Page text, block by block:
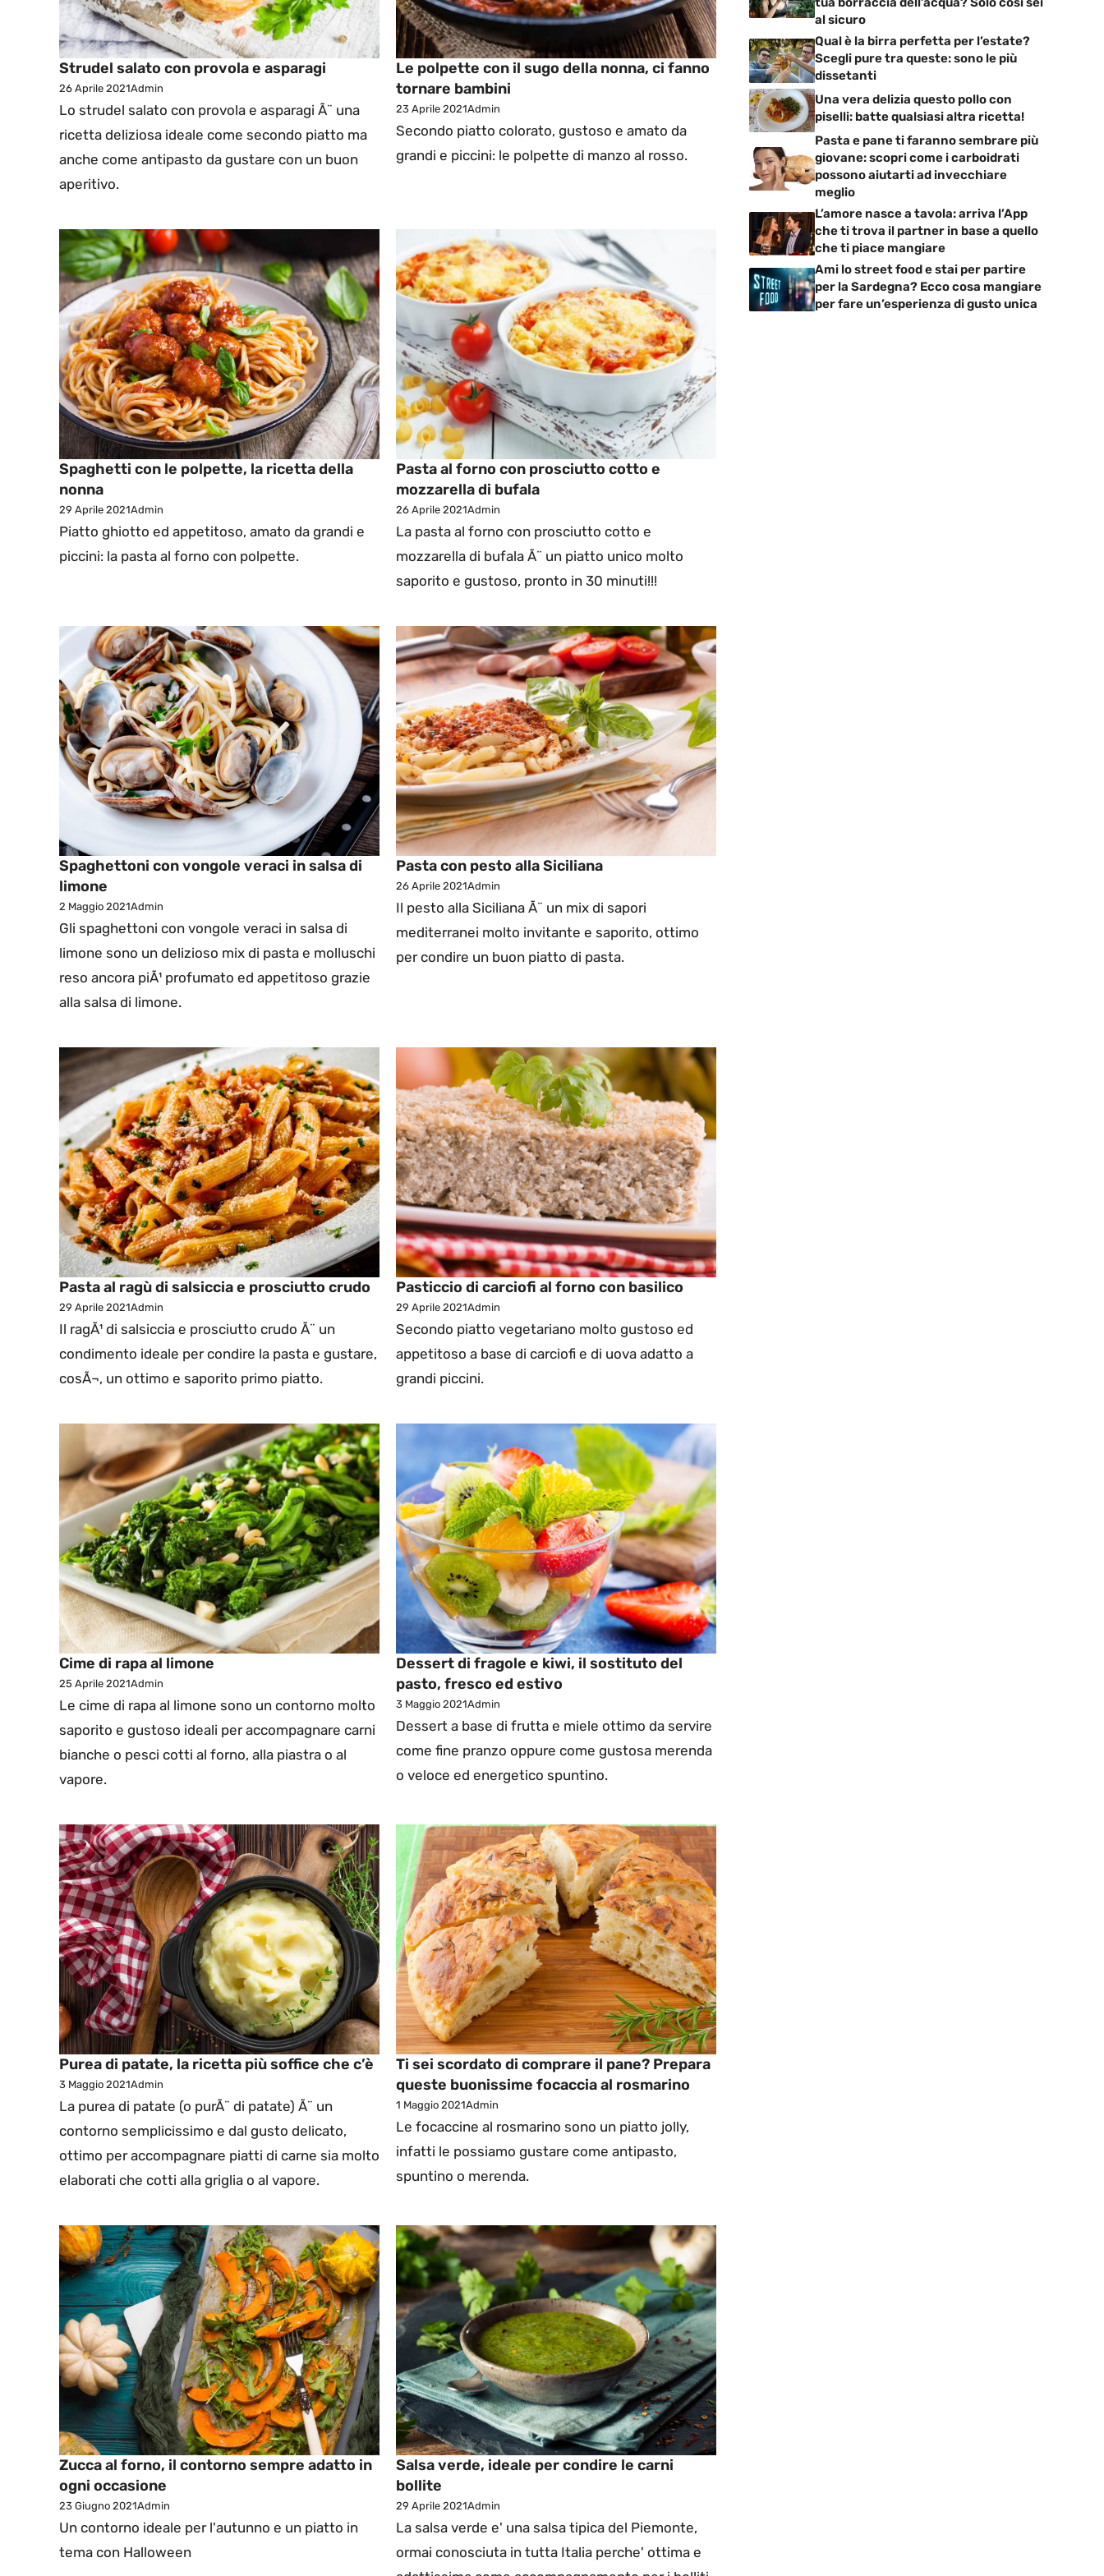
Strudel salato con provola e asparagi
26 Aprile 2021Admin
Lo strudel salato con provola e asparagi Ã¨ una
ricetta deliziosa ideale come secondo piatto ma
anche come antipasto da gustare con un buon
aperitivo.
Le polpette con il sugo della nonna, ci fanno
tornare bambini
23 Aprile 2021Admin
Secondo piatto colorato, gustoso e amato da
grandi e piccini: le polpette di manzo al rosso.
Spaghetti con le polpette, la ricetta della
nonna
29 Aprile 2021Admin
Piatto ghiotto ed appetitoso, amato da grandi e
piccini: la pasta al forno con polpette.
Pasta al forno con prosciutto cotto e
mozzarella di bufala
26 Aprile 2021Admin
La pasta al forno con prosciutto cotto e
mozzarella di bufala Ã¨ un piatto unico molto
saporito e gustoso, pronto in 30 minuti!!!
Spaghettoni con vongole veraci in salsa di
limone
2 Maggio 2021Admin
Gli spaghettoni con vongole veraci in salsa di
limone sono un delizioso mix di pasta e molluschi
reso ancora piÃ¹ profumato ed appetitoso grazie
alla salsa di limone.
Pasta con pesto alla Siciliana
26 Aprile 2021Admin
Il pesto alla Siciliana Ã¨ un mix di sapori
mediterranei molto invitante e saporito, ottimo
per condire un buon piatto di pasta.
Pasta al ragù di salsiccia e prosciutto crudo
29 Aprile 2021Admin
Il ragÃ¹ di salsiccia e prosciutto crudo Ã¨ un
condimento ideale per condire la pasta e gustare,
cosÃ¬, un ottimo e saporito primo piatto.
Pasticcio di carciofi al forno con basilico
29 Aprile 2021Admin
Secondo piatto vegetariano molto gustoso ed
appetitoso a base di carciofi e di uova adatto a
grandi piccini.
Cime di rapa al limone
25 Aprile 2021Admin
Le cime di rapa al limone sono un contorno molto
saporito e gustoso ideali per accompagnare carni
bianche o pesci cotti al forno, alla piastra o al
vapore.
Dessert di fragole e kiwi, il sostituto del
pasto, fresco ed estivo
3 Maggio 2021Admin
Dessert a base di frutta e miele ottimo da servire
come fine pranzo oppure come gustosa merenda
o veloce ed energetico spuntino.
Purea di patate, la ricetta più soffice che c’è
3 Maggio 2021Admin
La purea di patate (o purÃ¨ di patate) Ã¨ un
contorno semplicissimo e dal gusto delicato,
ottimo per accompagnare piatti di carne sia molto
elaborati che cotti alla griglia o al vapore.
Ti sei scordato di comprare il pane? Prepara
queste buonissime focaccia al rosmarino
1 Maggio 2021Admin
Le focaccine al rosmarino sono un piatto jolly,
infatti le possiamo gustare come antipasto,
spuntino o merenda.
Zucca al forno, il contorno sempre adatto in
ogni occasione
23 Giugno 2021Admin
Un contorno ideale per l'autunno e un piatto in
tema con Halloween
Salsa verde, ideale per condire le carni
bollite
29 Aprile 2021Admin
La salsa verde e' una salsa tipica del Piemonte,
ormai conosciuta in tutta Italia perche' ottima e
al sicuro
Qual è la birra perfetta per l’estate?
Scegli pure tra queste: sono le più
dissetanti
Una vera delizia questo pollo con
piselli: batte qualsiasi altra ricetta!
Pasta e pane ti faranno sembrare più
giovane: scopri come i carboidrati
possono aiutarti ad invecchiare
meglio
L’amore nasce a tavola: arriva l’App
che ti trova il partner in base a quello
che ti piace mangiare
Ami lo street food e stai per partire
per la Sardegna? Ecco cosa mangiare
per fare un’esperienza di gusto unica